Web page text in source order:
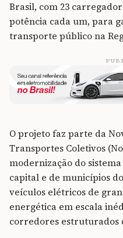
Brasil, com 23
potência cada um, para
transporte público na
O projeto faz parte da
Transportes Coletivos
modernização do
capital e de municípios
veículos elétricos de
energética em escala
corredores estruturados